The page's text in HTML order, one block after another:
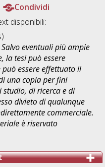
Condividi
disponibili:
Salvo eventuali più ampie
la tesi può essere
essere effettuato il
una copia per fini
di ricerca e di
divieto di qualunque
commerciale.
è riservato